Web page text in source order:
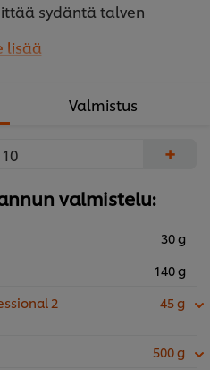
sydäntä talven
kanssa.
Vegetarian Butcherin
lisää
Valmistus
+
valmistelu:
30 g
140 g
2
45 g
500 g